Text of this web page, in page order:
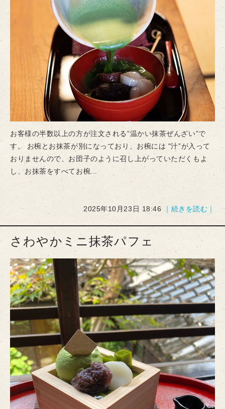
お客様の半数以上の方が注文される”温かい抹茶ぜんざい”で
す。 お椀とお抹茶が別になっており、お椀には "汁”が入って
おりませんので、お団子のように召し上がっていただくもよ
し、お抹茶をすべてお椀...
2025年10月23日 18:46 ｜続きを読む｜
さわやかミニ抹茶パフェ